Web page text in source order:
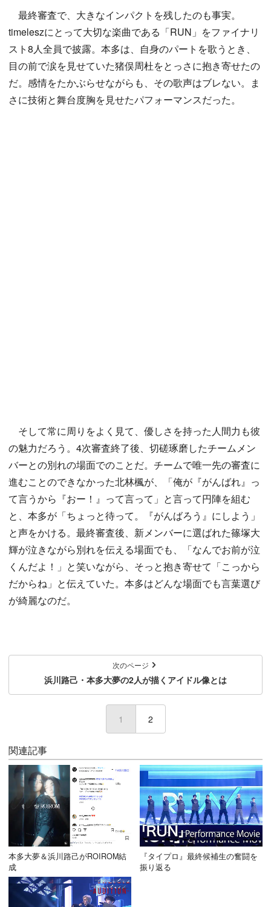
最終審査で、大きなインパクトを残したのも事実。
timeleszにとって大切な楽曲である「RUN」をファイナリ
スト8人全員で披露。本多は、自身のパートを歌うとき、
目の前で涙を見せていた猪俣周杜をとっさに抱き寄せたの
だ。感情をたかぶらせながらも、その歌声はブレない。ま
さに技術と舞台度胸を見せたパフォーマンスだった。
そして常に周りをよく見て、優しさを持った人間力も彼
の魅力だろう。4次審査終了後、切磋琢磨したチームメン
バーとの別れの場面でのことだ。チームで唯一先の審査に
進むことのできなかった北林楓が、「俺が『がんばれ』っ
て言うから『おー！』って言って」と言って円陣を組む
と、本多が「ちょっと待って。『がんばろう』にしよう」
と声をかける。最終審査後、新メンバーに選ばれた篠塚大
輝が泣きながら別れを伝える場面でも、「なんでお前が泣
くんだよ！」と笑いながら、そっと抱き寄せて「こっから
だからね」と伝えていた。本多はどんな場面でも言葉選び
が綺麗なのだ。
次のページ
浜川路己・本多大夢の2人が描くアイドル像とは
1 (current)
2
関連記事
本多大夢＆浜川路己がROIROM結
成
『タイプロ』最終候補生の奮闘を
振り返る